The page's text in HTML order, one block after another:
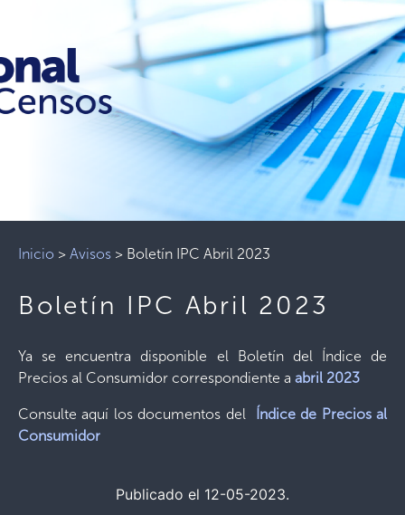
Inicio > Avisos > Boletín IPC Abril 2023
Boletín IPC Abril 2023
Ya se encuentra disponible el Boletín del Índice de
Precios al Consumidor correspondiente a abril 2023
Consulte aquí los documentos del
Índice de Precios al
Consumidor
Publicado el 12-05-2023.